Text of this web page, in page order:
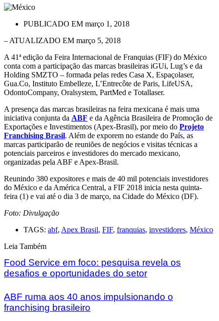
PUBLICADO EM março 1, 2018
– ATUALIZADO EM março 5, 2018
A 41ª edição da Feira Internacional de Franquias (FIF) do México
conta com a participação das marcas brasileiras iGUi, Lug’s e da
Holding SMZTO – formada pelas redes Casa X, Espaçolaser,
Gua.Co, Instituto Embelleze, L’Entrecôte de Paris, LifeUSA,
OdontoCompany, Oralsystem, PartMed e Totallaser.
A presença das marcas brasileiras na feira mexicana é mais uma
iniciativa conjunta da ABF e da Agência Brasileira de Promoção de
Exportações e Investimentos (Apex-Brasil), por meio do Projeto
Franchising Brasil. Além de exporem no estande do País, as
marcas participarão de reuniões de negócios e visitas técnicas a
potenciais parceiros e investidores do mercado mexicano,
organizadas pela ABF e Apex-Brasil.
Reunindo 380 expositores e mais de 40 mil potenciais investidores
do México e da América Central, a FIF 2018 inicia nesta quinta-
feira (1) e vai até o dia 3 de março, na Cidade do México (DF).
Foto: Divulgação
TAGS: abf, Apex Brasil, FIF, franquias, investidores, México
Leia Também
Food Service em foco: pesquisa revela os
desafios e oportunidades do setor
ABF ruma aos 40 anos impulsionando o
franchising brasileiro